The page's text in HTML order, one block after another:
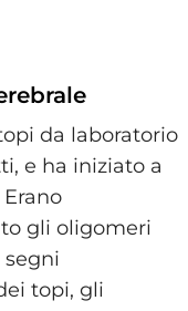
da laboratorio
e ha iniziato a
gli oligomeri
topi, gli